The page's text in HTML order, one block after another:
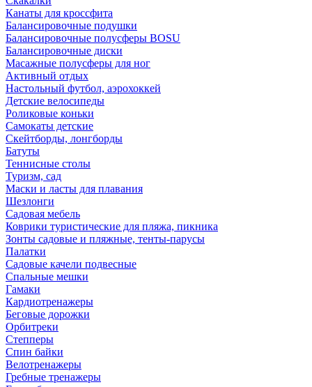
Канаты для кроссфита
Балансировочные подушки
Балансировочные полусферы BOSU
Балансировочные диски
Масажные полусферы для ног
Активный отдых
Настольный футбол, аэрохоккей
Детские велосипеды
Роликовые коньки
Самокаты детские
Скейтборды, лонгборды
Батуты
Теннисные столы
Туризм, сад
Маски и ласты для плавания
Шезлонги
Садовая мебель
Коврики туристические для пляжа, пикника
Зонты садовые и пляжные, тенты-парусы
Палатки
Садовые качели подвесные
Спальные мешки
Гамаки
Кардиотренажеры
Беговые дорожки
Орбитреки
Степперы
Спин байки
Велотренажеры
Гребные тренажеры